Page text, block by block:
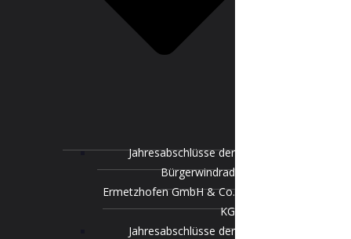
Jahresabschlüsse der
Bürgerwindrad
Ermetzhofen GmbH & Co.
KG
Jahresabschlüsse der